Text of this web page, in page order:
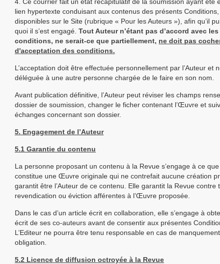
lien hypertexte conduisant aux contenus des présents
disponibles sur le Site (rubrique « Pour les Auteurs »), afin qu’il
quoi il s’est engagé. Tout Auteur n’étant pas d’accord avec
conditions, ne serait-ce que partiellement, ne doit pas
d'acceptation des conditions.
L’acceptation doit être effectuée personnellement par l’Auteur et
déléguée à une autre personne chargée de le faire en son nom.
Avant publication définitive, l’Auteur peut réviser les champs
dossier de soumission, changer le ficher contenant l’Œuvre et
échanges concernant son dossier.
5. Engagement de l’Auteur
5.1 Garantie du contenu
La personne proposant un contenu à la Revue s’engage à ce
constitue une Œuvre originale qui ne contrefait aucune création
garantit être l’Auteur de ce contenu. Elle garantit la Revue contre
revendication ou éviction afférentes à l’Œuvre proposée.
Dans le cas d’un article écrit en collaboration, elle s’engage à
écrit de ses co-auteurs avant de consentir aux présentes
L’Editeur ne pourra être tenu responsable en cas de
obligation.
5.2 Licence de diffusion octroyée à la Revue